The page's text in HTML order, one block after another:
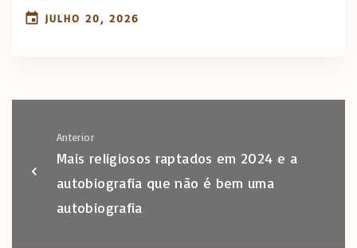
JULHO 20, 2026
Anterior
Mais religiosos raptados em 2024 e a
autobiografia que não é bem uma
autobiografia